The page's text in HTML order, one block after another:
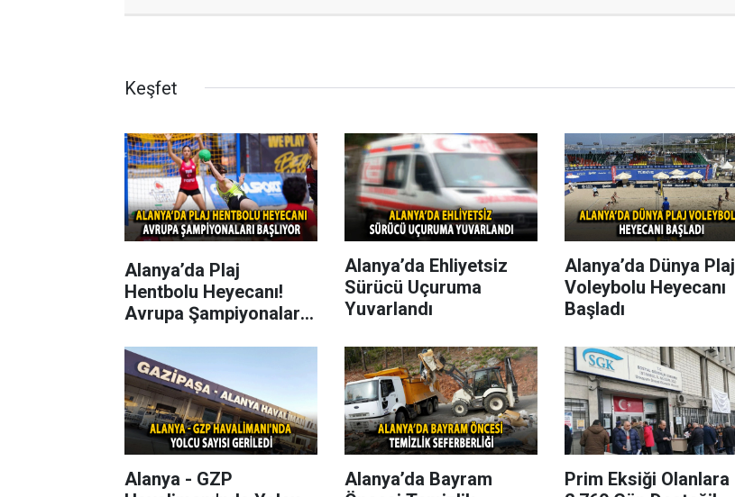
Keşfet
Alanya’da Plaj
Hentbolu Heyecanı!
Avrupa Şampiyonaları
Alanya’da Ehliyetsiz
Sürücü Uçuruma
Yuvarlandı
Alanya’da Dünya Plaj
Voleybolu Heyecanı
Başladı
Alanya - GZP
Alanya’da Bayram
Prim Eksiği Olanlara